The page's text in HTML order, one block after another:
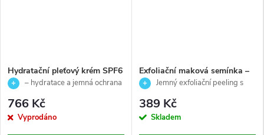
Hydratační pleťový krém SPF6
pro citlivou a velmi citlivou
– hydratace a jemná ochrana
766 Kč
Vyprodáno
Exfoliační maková semínka –
jemný peeling pro odstranění
Expert - Germaine de
Capuccini-15g
Jemný exfoliační peeling s
389 Kč
Skladem